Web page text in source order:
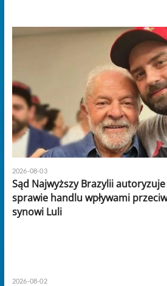
2026-08-03
Sąd Najwyższy Brazylii
sprawie handlu wpływami
synowi Luli
2026-08-02